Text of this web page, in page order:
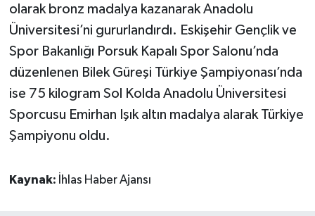
olarak bronz madalya kazanarak Anadolu
Üniversitesi’ni gururlandırdı. Eskişehir Gençlik ve
Spor Bakanlığı Porsuk Kapalı Spor Salonu’nda
düzenlenen Bilek Güreşi Türkiye Şampiyonası’nda
ise 75 kilogram Sol Kolda Anadolu Üniversitesi
Sporcusu Emirhan Işık altın madalya alarak Türkiye
Şampiyonu oldu.
Kaynak: İhlas Haber Ajansı